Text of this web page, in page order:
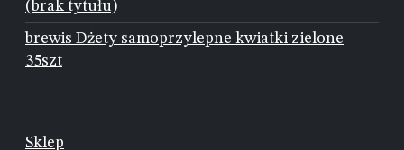
(brak tytułu)
brewis Dżety samoprzylepne kwiatki zielone
35szt
Sklep